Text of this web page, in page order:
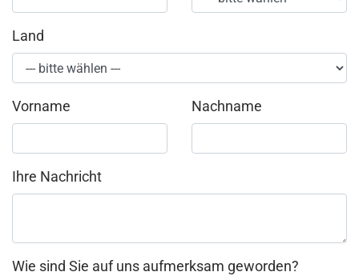
Land
Vorname Nachname
Ihre Nachricht
Wie sind Sie auf uns aufmerksam geworden?